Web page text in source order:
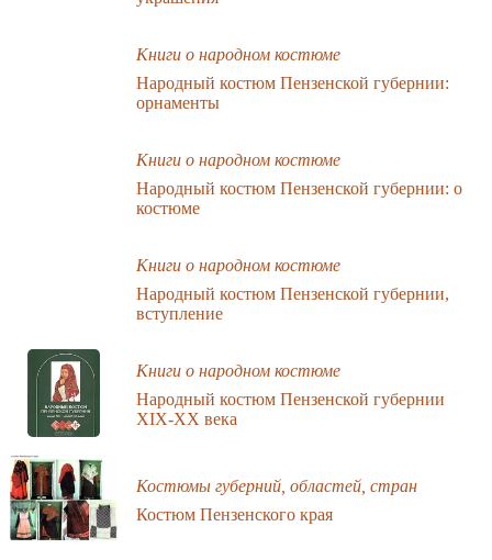
Книги о народном костюме
Народный костюм Пензенской губернии:
орнаменты
Книги о народном костюме
Народный костюм Пензенской губернии: о
костюме
Книги о народном костюме
Народный костюм Пензенской губернии,
вступление
Книги о народном костюме
Народный костюм Пензенской губернии
ХIХ-ХХ века
Костюмы губерний, областей, стран
Костюм Пензенского края